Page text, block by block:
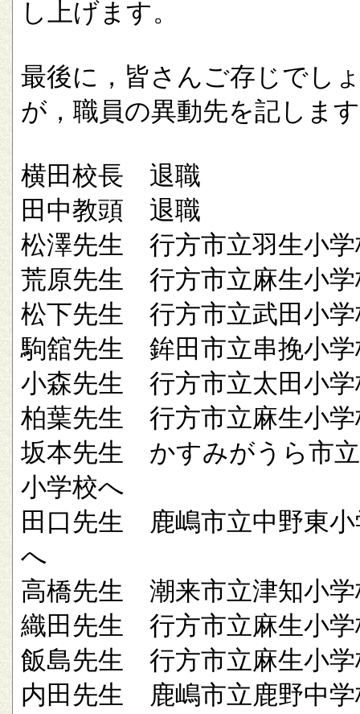
し上げます。
最後に，皆さんご存じでし
が，職員の異動先を記しま
横田校長 退職
田中教頭 退職
松澤先生 行方市立羽生小学
荒原先生 行方市立麻生小学
松下先生 行方市立武田小学
駒舘先生 鉾田市立串挽小学
小森先生 行方市立太田小学
柏葉先生 行方市立麻生小学
坂本先生 かすみがうら市
小学校へ
田口先生 鹿嶋市立中野東小
へ
高橋先生 潮来市立津知小学
織田先生 行方市立麻生小学
飯島先生 行方市立麻生小学
内田先生 鹿嶋市立鹿野中学